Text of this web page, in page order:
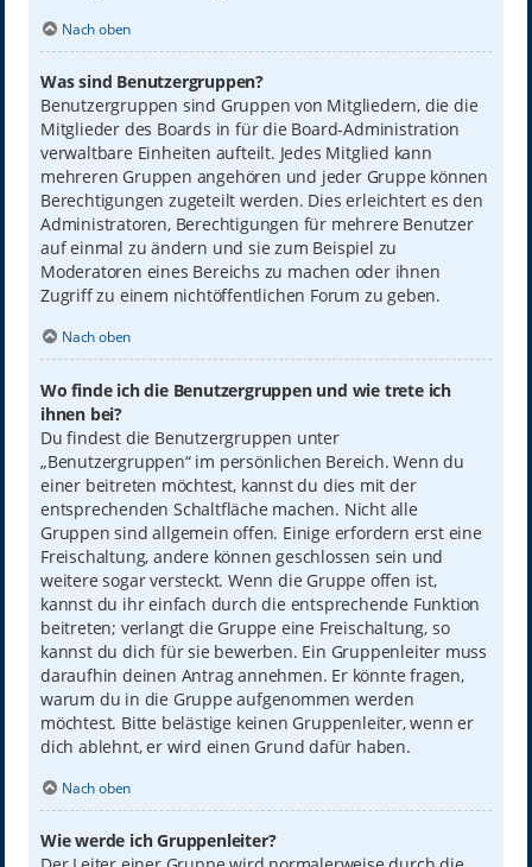
Nach oben
Was sind Benutzergruppen?
Benutzergruppen sind Gruppen von Mitgliedern, die die
Mitglieder des Boards in für die Board-Administration
verwaltbare Einheiten aufteilt. Jedes Mitglied kann
mehreren Gruppen angehören und jeder Gruppe können
Berechtigungen zugeteilt werden. Dies erleichtert es den
Administratoren, Berechtigungen für mehrere Benutzer
auf einmal zu ändern und sie zum Beispiel zu
Moderatoren eines Bereichs zu machen oder ihnen
Zugriff zu einem nichtöffentlichen Forum zu geben.
Nach oben
Wo finde ich die Benutzergruppen und wie trete ich
ihnen bei?
Du findest die Benutzergruppen unter
„Benutzergruppen“ im persönlichen Bereich. Wenn du
einer beitreten möchtest, kannst du dies mit der
entsprechenden Schaltfläche machen. Nicht alle
Gruppen sind allgemein offen. Einige erfordern erst eine
Freischaltung, andere können geschlossen sein und
weitere sogar versteckt. Wenn die Gruppe offen ist,
kannst du ihr einfach durch die entsprechende Funktion
beitreten; verlangt die Gruppe eine Freischaltung, so
kannst du dich für sie bewerben. Ein Gruppenleiter muss
daraufhin deinen Antrag annehmen. Er könnte fragen,
warum du in die Gruppe aufgenommen werden
möchtest. Bitte belästige keinen Gruppenleiter, wenn er
dich ablehnt, er wird einen Grund dafür haben.
Nach oben
Wie werde ich Gruppenleiter?